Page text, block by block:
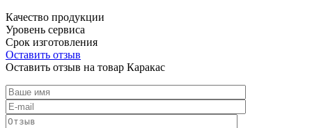
Качество продукции
Уровень сервиса
Срок изготовления
Оставить отзыв
Оставить отзыв на товар Каракас